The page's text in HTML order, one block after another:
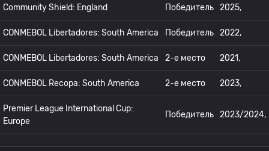
Community Shield: England Победитель 2025,
CONMEBOL Libertadores: South America Победитель 2022,
CONMEBOL Libertadores: South America 2-е место 2021,
CONMEBOL Recopa: South America 2-е место 2023,
Premier League International Cup:
Europe
Победитель 2023/2024,